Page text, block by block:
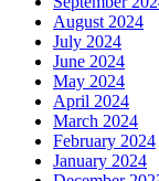
August 2024
July 2024
June 2024
May 2024
April 2024
March 2024
February 2024
January 2024